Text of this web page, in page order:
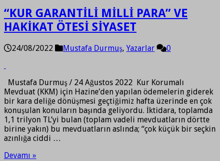
“KUR GARANTİLİ MİLLİ PARA” VE
HAKİKAT ÖTESİ SİYASET
24/08/2022 Mustafa Durmuş, Yazarlar 0
Mustafa Durmuş / 24 Ağustos 2022 Kur Korumalı
Mevduat (KKM) için Hazine’den yapılan ödemelerin giderek
bir kara deliğe dönüşmesi geçtiğimiz hafta üzerinde en çok
konuşulan konuların başında geliyordu. İktidara, toplamda
1,1 trilyon TL’yi bulan (toplam vadeli mevduatların dörtte
birine yakın) bu mevduatların aslında; “çok küçük bir seçkin
azınlığa ciddi …
Devamı »